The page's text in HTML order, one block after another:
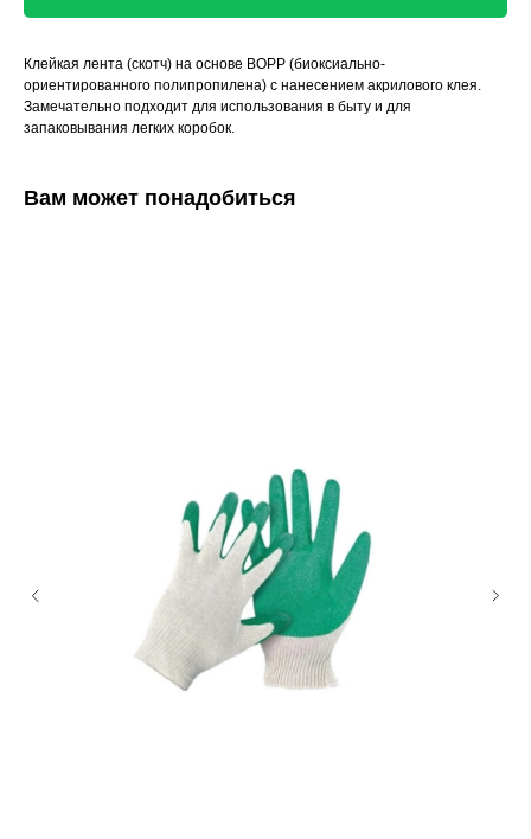
Клейкая лента (скотч) на основе ВОРР (биоксиально-
ориентированного полипропилена) с нанесением акрилового клея.
Замечательно подходит для использования в быту и для
запаковывания легких коробок.
Вам может понадобиться